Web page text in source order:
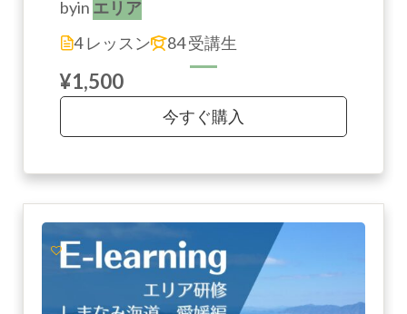
byin エリア
4 レッスン
84 受講生
¥1,500
今すぐ購入